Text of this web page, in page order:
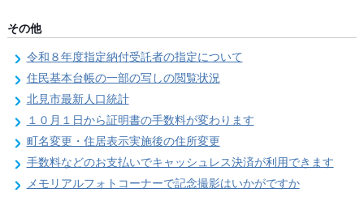
その他
令和８年度指定納付受託者の指定について
住民基本台帳の一部の写しの閲覧状況
北見市最新人口統計
１０月１日から証明書の手数料が変わります
町名変更・住居表示実施後の住所変更
手数料などのお支払いでキャッシュレス決済が利用できます
メモリアルフォトコーナーで記念撮影はいかがですか